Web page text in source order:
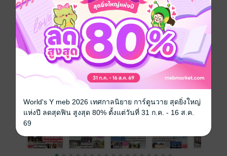
วันที่วางขาย 31 กรกฎาคม 2562
ความยาว 24 หน้า
ราคาปก 10 บาท
ฉบับย้อนหลัง ดูทั้งหมด
World's Y meb 2026 เทศกาลนิยาย การ์ตูนวาย สุดยิ่งใหญ่
แห่งปี ลดสุดฟิน สูงสุด 80% ตั้งแต่วันที่ 31 ก.ค. - 16 ส.ค.
69